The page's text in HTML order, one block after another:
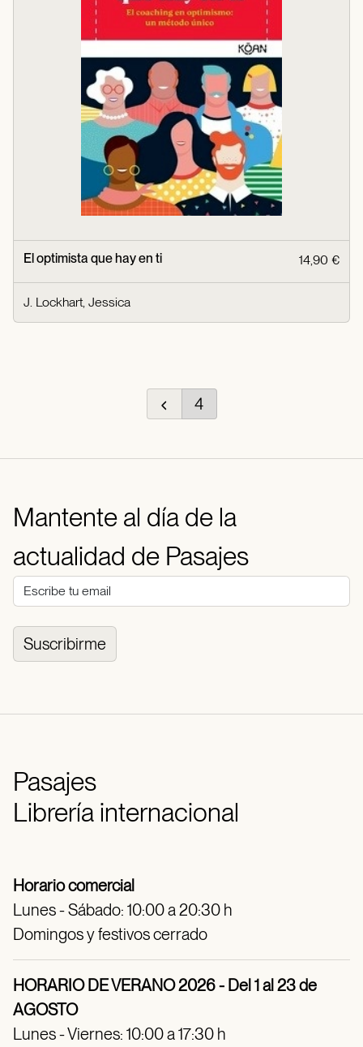
El optimista que hay en ti 14,90 €
J. Lockhart, Jessica
4
Mantente al día de la
actualidad de Pasajes
Suscribirme
Pasajes
Librería internacional
Horario comercial
Lunes - Sábado: 10:00 a 20:30 h
Domingos y festivos cerrado
HORARIO DE VERANO 2026 - Del 1 al 23 de
AGOSTO
Lunes - Viernes: 10:00 a 17:30 h